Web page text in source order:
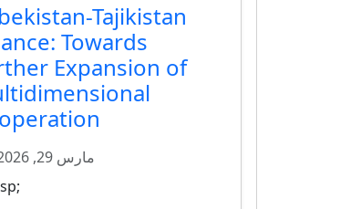
Tajikistan
Towards
Expansion of
مارس 29, 2026